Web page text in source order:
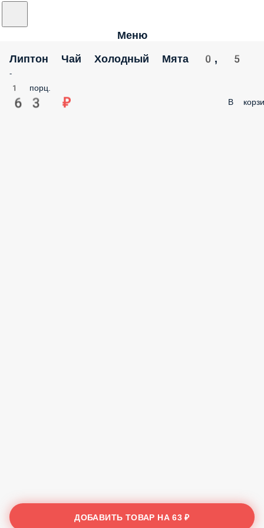
Меню
Липтон Чай Холодный Мята 0, 5
-
1 порц.
63 ₽ В
ДОБАВИТЬ ТОВАР НА63 ₽